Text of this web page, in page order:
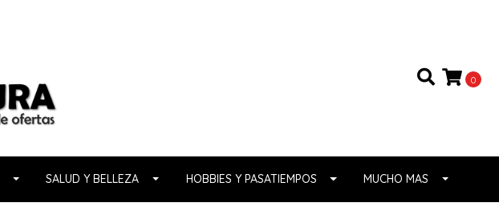
0
SALUD Y BELLEZA HOBBIES Y PASATIEMPOS MUCHO MAS